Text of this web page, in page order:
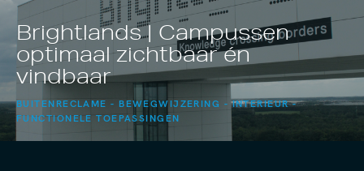
Brightlands | Campussen
optimaal zichtbaar én
vindbaar
BUITENRECLAME BEWEGWIJZERING
INTERIEUR
FUNCTIONELE TOEPASSINGEN